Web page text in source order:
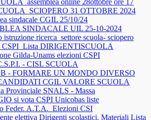
online 28ottobre ore 17
31 OTTOBRE 2024
sindacale CGIL 25/10/24
SINDACALE UIL 25-10-2024
istruzione ricerca_settore scuola- sciopero
CSPI_Lista DIRIGENTISCUOLA
Gilda-Unams elezioni CSPI
- CISL SCUOLA
- FORMARE UN MONDO DIVERSO
CGIL VALORE SCUOLA
Provinciale SNALS - Massa
si vota CSPI Unicobas liste
Feder. A.T.A._Elezioni CSI
elettiva Dirigenti scolastici. Materiali Lista